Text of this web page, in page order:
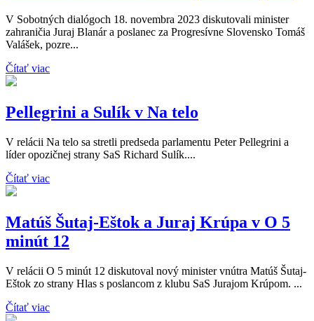
V Sobotných dialógoch 18. novembra 2023 diskutovali minister
zahraničia Juraj Blanár a poslanec za Progresívne Slovensko Tomáš
Valášek, pozre...
Čítať viac
Pellegrini a Sulík v Na telo
V relácii Na telo sa stretli predseda parlamentu Peter Pellegrini a
líder opozičnej strany SaS Richard Sulík....
Čítať viac
Matúš Šutaj-Eštok a Juraj Krúpa v O 5
minút 12
V relácii O 5 minút 12 diskutoval nový minister vnútra Matúš Šutaj-
Eštok zo strany Hlas s poslancom z klubu SaS Jurajom Krúpom. ...
Čítať viac